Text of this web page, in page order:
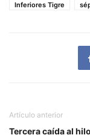
Inferiores Tigre
Artículo anterior
Tercera caída al